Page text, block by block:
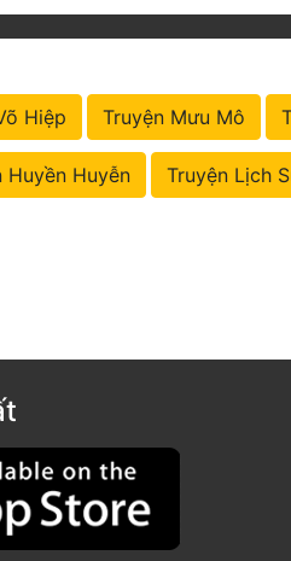
Hiệp Truyện Mưu Mô
Huyền Huyễn Truyện Lịch